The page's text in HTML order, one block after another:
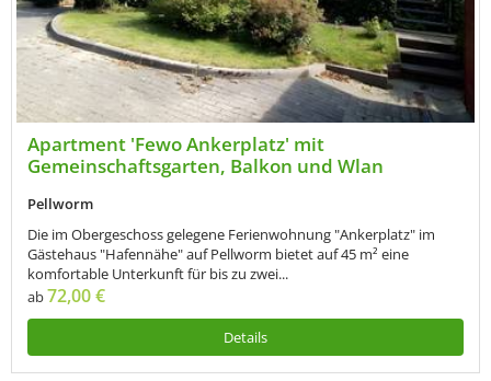
Apartment 'Fewo Ankerplatz' mit
Gemeinschaftsgarten, Balkon und Wlan
Pellworm
Die im Obergeschoss gelegene Ferienwohnung "Ankerplatz" im
Gästehaus "Hafennähe" auf Pellworm bietet auf 45 m² eine
komfortable Unterkunft für bis zu zwei...
ab72,00 €
Details